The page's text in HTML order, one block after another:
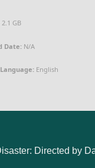
2.1 GB
Date:N/A
English
Directed by